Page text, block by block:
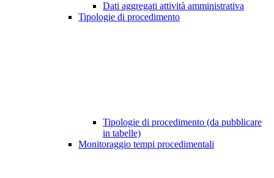
Dati aggregati attività amministrativa
Tipologie di procedimento
Tipologie di procedimento (da pubblicare
in tabelle)
Monitoraggio tempi procedimentali